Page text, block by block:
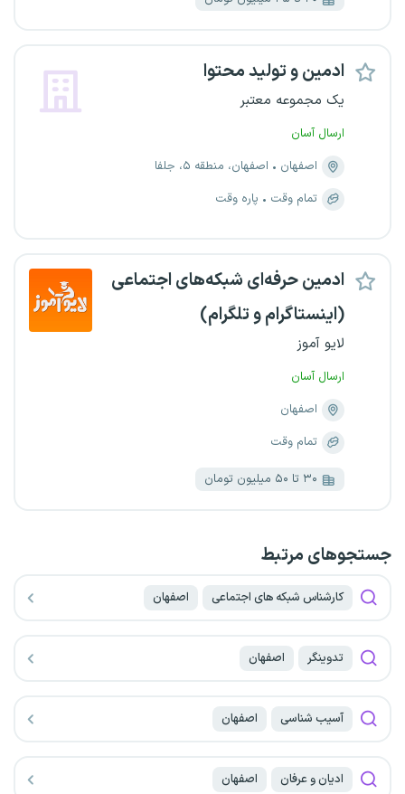
ادمین و تولید محتوا
یک مجموعه معتبر
ارسال آسان
اصفهان
اصفهان، منطقه ۵، جلفا
تمام وقت
پاره وقت
ادمین حرفه‌ای شبکه‌های اجتماعی
(اینستاگرام و تلگرام)
لایو آموز
ارسال آسان
اصفهان
تمام وقت
۳۰ تا ۵۰ میلیون تومان
جستجو‌های مرتبط
کارشناس شبکه های اجتماعی اصفهان
تدوینگر اصفهان
آسیب شناسی اصفهان
ادیان و عرفان اصفهان